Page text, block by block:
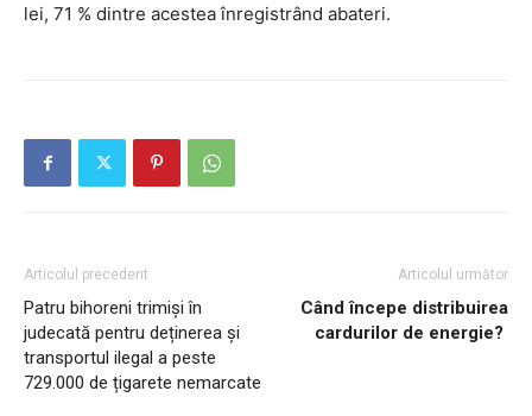
lei, 71 % dintre acestea înregistrând abateri.
Articolul precedent
Patru bihoreni trimiși în
judecată pentru deținerea și
transportul ilegal a peste
729.000 de țigarete nemarcate
Articolul următor
Când începe distribuirea
cardurilor de energie?